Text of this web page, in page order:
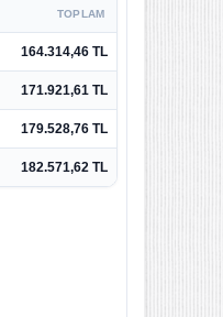
TOPLAM
164.314,46 TL
171.921,61 TL
179.528,76 TL
182.571,62 TL